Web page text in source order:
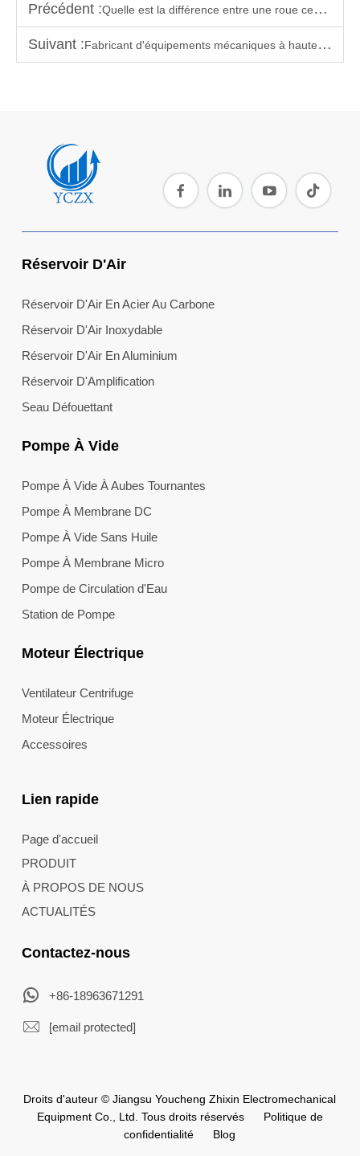
Précédent :Quelle est la différence entre une roue centrifuge et une pale ?
Suivant :Fabricant d'équipements mécaniques à haute efficacité pour l'industrie de l'emballage sous vide alimentaire
Réservoir D'Air
Réservoir D'Air En Acier Au Carbone
Réservoir D'Air Inoxydable
Réservoir D'Air En Aluminium
Réservoir D'Amplification
Seau Défouettant
Pompe À Vide
Pompe À Vide À Aubes Tournantes
Pompe À Membrane DC
Pompe À Vide Sans Huile
Pompe À Membrane Micro
Pompe de Circulation d'Eau
Station de Pompe
Moteur Électrique
Ventilateur Centrifuge
Moteur Électrique
Accessoires
Lien rapide
Page d'accueil
PRODUIT
À PROPOS DE NOUS
ACTUALITÉS
Contactez-nous
+86-18963671291
[email protected]
Droits d'auteur © Jiangsu Youcheng Zhixin Electromechanical
Equipment Co., Ltd. Tous droits réservés
Politique de
confidentialité
Blog